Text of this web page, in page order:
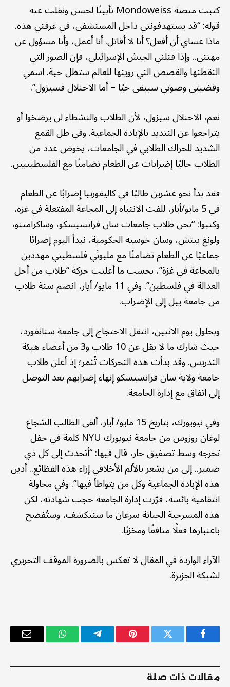
كتبت منصة Mondoweiss تأبينًا لحسن ونقلت عنه
قوله: “قد يستهدفونني داخل المستشفى، في غرفتي هذه.
ماذا عساي أن أفعل؟ أنا لا أقاتل. أنا أعمل، وأنا مسؤول عن
مهنتي.. وإذا قتلني الجيش الإسرائيلي، فإن الصور التي
التقطتها والقصص التي رويتها للعالم ستظل حية. اسمي
وقضيتي وصوتي سيبقى حيًا – أما الاحتلال فسيزول”.
نعم، الاحتلال سيزول، لأن الطلاب والنشطاء لن يرضخوا أو
يتراجعوا عن التنديد بالإبادة الجماعية. وفي ظل القمع
الشديد للحراك الطلابي في الجامعات، يخوض عدد من
الطلاب حاليًا إضرابات عن الطعام تضامنًا مع الفلسطينيين.
فقد بدأ نحو عشرين طالبًا في كاليفورنيا إضرابًا عن الطعام
في 5 مايو/أيار، للفت الانتباه إلى المجاعة المفتعلة في غزة،
وكتبوا: “نحن طلاب جامعات سان فرانسيسكو، وساكرامنتو،
ولونغ بيتش، وسان خوسيه الحكومية، نبدأ اليوم إضرابًا
جماعيًا عن الطعام تضامنًا مع مليونَي فلسطيني مهددين
بالمجاعة في غزة”، بحسب ما أعلنت حركة “طلاب من أجل
العدالة في فلسطين”. وفي 11 مايو/ أيار، انضم ستة طلاب
من جامعة ييل إلى الإضراب.
وبحلول يوم الاثنين، انتقل الاحتجاج إلى جامعة ستانفورد،
حيث شارك ما لا يقل عن 10 طلاب و3 من أعضاء هيئة
التدريس. وقد بدأت هذه التحركات تُثمر؛ إذ أعلن طلاب
جامعة ولاية سان فرانسيسكو إنهاء إضرابهم بعد التوصل
إلى اتفاق مع إدارة الجامعة.
وفي نيويورك، بتاريخ 15 مايو/ أيار، ألقى الطالب الشجاع
لوغان روزوس من جامعة نيويورك NYU كلمة في حفل
تخرجه وسط تصفيق حار، قال فيها: “أتحدث إلى كل ذي
ضمير.. إلى من يشعر بالألم الأخلاقي إزاء هذه الفظائع.. أدين
هذه الإبادة الجماعية وكل من يتواطأ فيها”. وفي محاولة
انتقامية بائسة، قرّرت إدارة الجامعة حجب شهادته، لكن
هذه المسرحية الجبانة سرعان ما ستنكشف، وستُفضح
باعتبارها فعلًا منافقًا ومخزيًا.
الآراء الواردة في المقال لا تعكس بالضرورة الموقف التحريري
لشبكة الجزيرة.
فيسبوك تويتر بينتيريستتيلقرام واتساب
البريد
مقالات ذات صلة